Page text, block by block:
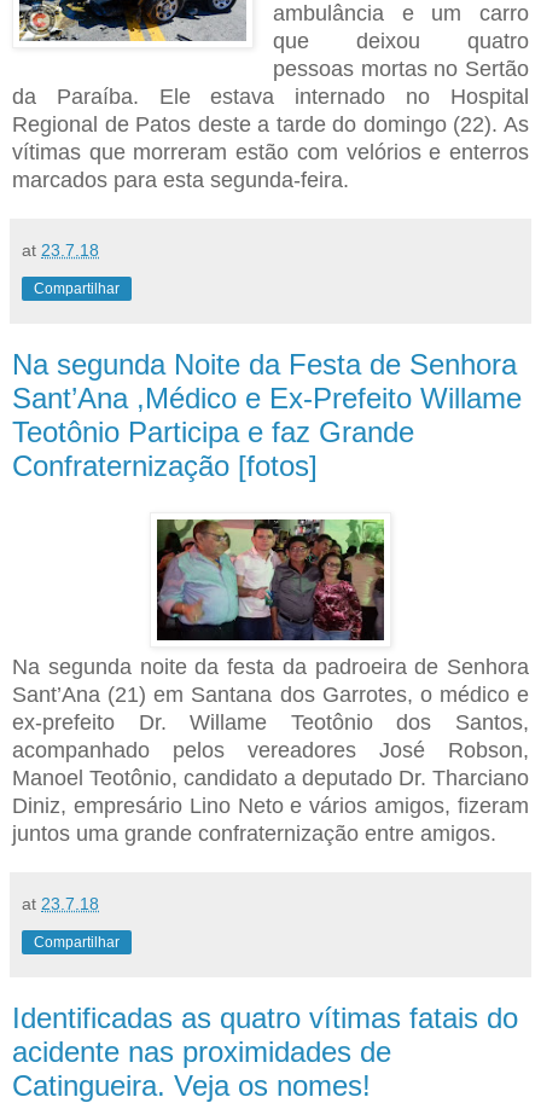
ambulância e um carro
que deixou quatro
pessoas mortas no Sertão
da Paraíba. Ele estava internado no Hospital
Regional de Patos deste a tarde do domingo (22). As
vítimas que morreram estão com velórios e enterros
marcados para esta segunda-feira.
at 23.7.18
Compartilhar
Na segunda Noite da Festa de Senhora
Sant’Ana ,Médico e Ex-Prefeito Willame
Teotônio Participa e faz Grande
Confraternização [fotos]
Na segunda noite da festa da padroeira de Senhora
Sant’Ana (21) em Santana dos Garrotes, o médico e
ex-prefeito Dr. Willame Teotônio dos Santos,
acompanhado pelos vereadores José Robson,
Manoel Teotônio, candidato a deputado Dr. Tharciano
Diniz, empresário Lino Neto e vários amigos, fizeram
juntos uma grande confraternização entre amigos.
at 23.7.18
Compartilhar
Identificadas as quatro vítimas fatais do
acidente nas proximidades de
Catingueira. Veja os nomes!